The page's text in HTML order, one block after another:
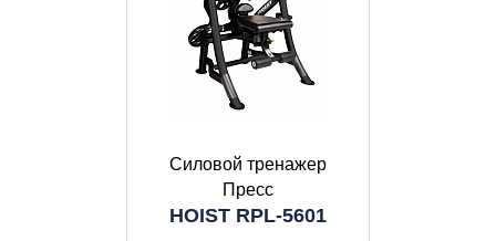
Силовой тренажер
Пресс
HOIST RPL-5601